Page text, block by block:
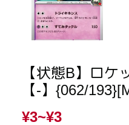
【状態B】ロケ
【-】{062/
¥3~¥3